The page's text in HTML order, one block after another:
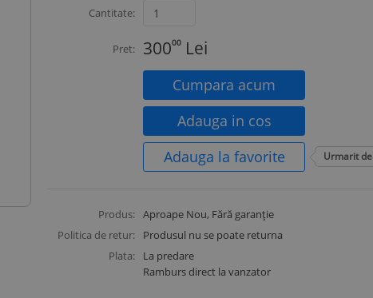
Cantitate:
Pret: 30000 Lei
Cumpara acum
Adauga in cos
Adauga la favorite
Urmarit de
Produs: Aproape Nou, Fără garanție
Politica de retur:
Produsul nu se poate returna
Plata:
La predare
Ramburs direct la vanzator